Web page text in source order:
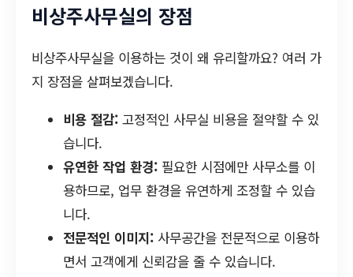
비상주사무실의 장점
비상주사무실을 이용하는 것이 왜 유리할까요? 여러 가
지 장점을 살펴보겠습니다.
비용 절감: 고정적인 사무실 비용을 절약할 수 있
습니다.
유연한 작업 환경: 필요한 시점에만 사무소를 이
용하므로, 업무 환경을 유연하게 조정할 수 있습
니다.
전문적인 이미지: 사무공간을 전문적으로 이용하
면서 고객에게 신뢰감을 줄 수 있습니다.